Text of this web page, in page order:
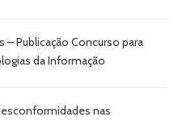
Publicação Concurso para
da Informação
nas